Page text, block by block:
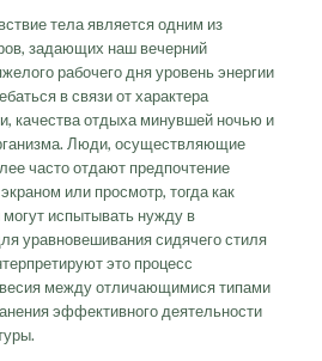
тела является одним из
задающих наш вечерний
рабочего дня уровень энергии
в связи от характера
качества отдыха минувшей ночью и
Люди, осуществляющие
часто отдают предпочтение
или просмотр, тогда как
испытывать нужду в
уравновешивания сидячего стиля
это процесс
между отличающимися типами
эффективного деятельности